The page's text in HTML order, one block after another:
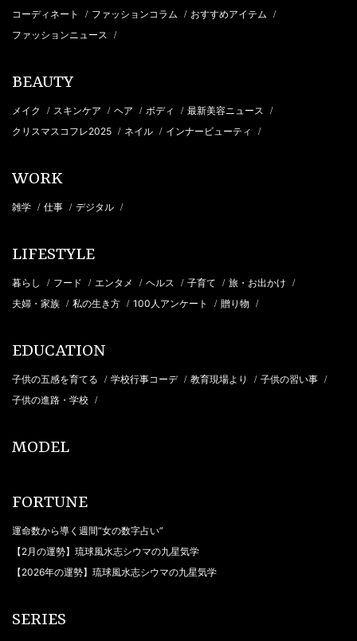
コーディネート / ファッションコラム / おすすめアイテム /
ファッションニュース /
BEAUTY
メイク / スキンケア / ヘア / ボディ / 最新美容ニュース /
クリスマスコフレ2025 / ネイル / インナービューティ /
WORK
雑学 / 仕事 / デジタル /
LIFESTYLE
暮らし / フード / エンタメ / ヘルス / 子育て / 旅・お出かけ /
夫婦・家族 / 私の生き方 / 100人アンケート / 贈り物 /
EDUCATION
子供の五感を育てる / 学校行事コーデ / 教育現場より / 子供の習い事 /
子供の進路・学校 /
MODEL
FORTUNE
運命数から導く週間“女の数字占い”
【2月の運勢】琉球風水志シウマの九星気学
【2026年の運勢】琉球風水志シウマの九星気学
SERIES